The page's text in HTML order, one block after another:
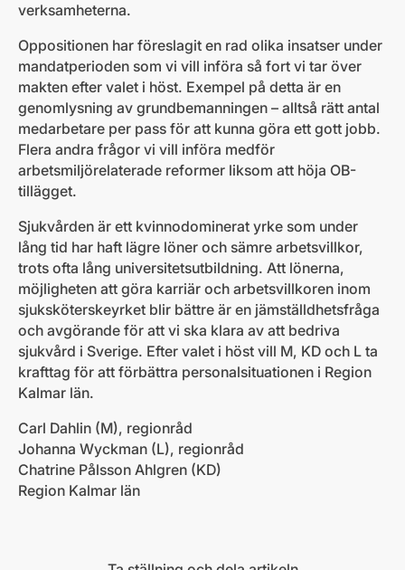
verksamheterna.
Oppositionen har föreslagit en rad olika insatser under
mandatperioden som vi vill införa så fort vi tar över
makten efter valet i höst. Exempel på detta är en
genomlysning av grundbemanningen – alltså rätt antal
medarbetare per pass för att kunna göra ett gott jobb.
Flera andra frågor vi vill införa medför
arbetsmiljörelaterade reformer liksom att höja OB-
tillägget.
Sjukvården är ett kvinnodominerat yrke som under
lång tid har haft lägre löner och sämre arbetsvillkor,
trots ofta lång universitetsutbildning. Att lönerna,
möjligheten att göra karriär och arbetsvillkoren inom
sjuksköterskeyrket blir bättre är en jämställdhetsfråga
och avgörande för att vi ska klara av att bedriva
sjukvård i Sverige. Efter valet i höst vill M, KD och L ta
krafttag för att förbättra personalsituationen i Region
Kalmar län.
Carl Dahlin (M), regionråd
Johanna Wyckman (L), regionråd
Chatrine Pålsson Ahlgren (KD)
Region Kalmar län